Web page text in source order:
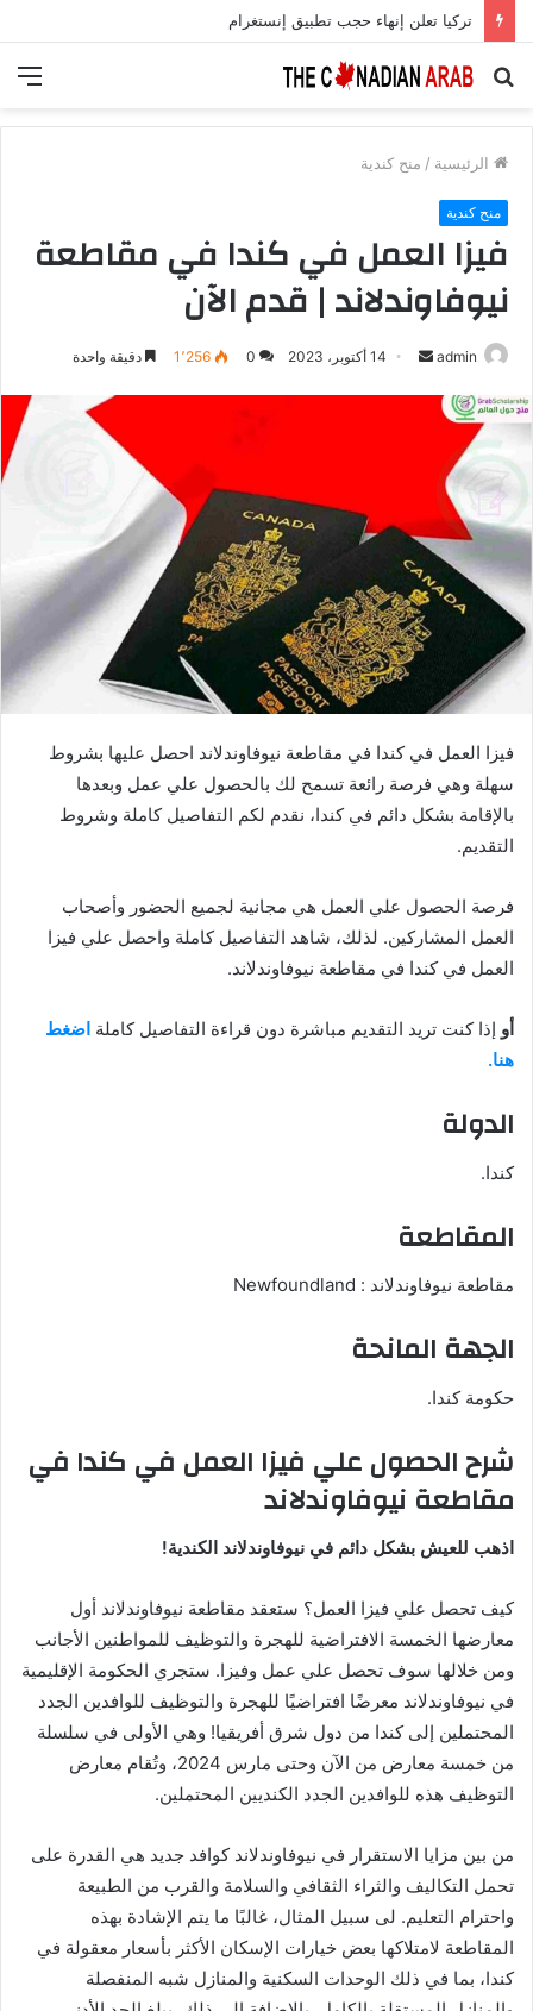
تركيا تعلن إنهاء حجب تطبيق إنستغرام
بحث
الرئيسية / منح كندية
منح كندية
فيزا العمل في كندا في مقاطعة
نيوفاوندلاند | قدم الآن
admin
أرسل 14 أكتوبر، 2023 0 1٬256 دقيقة واحدة
فيزا العمل في كندا في مقاطعة نيوفاوندلاند احصل عليها بشروط
سهلة وهي فرصة رائعة تسمح لك بالحصول علي عمل وبعدها
بالإقامة بشكل دائم في كندا، نقدم لكم التفاصيل كاملة وشروط
التقديم.
فرصة الحصول علي العمل هي مجانية لجميع الحضور وأصحاب
العمل المشاركين. لذلك، شاهد التفاصيل كاملة واحصل علي فيزا
العمل في كندا في مقاطعة نيوفاوندلاند.
أو إذا كنت تريد التقديم مباشرة دون قراءة التفاصيل كاملة اضغط
هنا.
الدولة
كندا.
المقاطعة
مقاطعة نيوفاوندلاند : Newfoundland
الجهة المانحة
حكومة كندا.
شرح الحصول علي فيزا العمل في كندا في
مقاطعة نيوفاوندلاند
اذهب للعيش بشكل دائم في نيوفاوندلاند الكندية!
كيف تحصل علي فيزا العمل؟ ستعقد مقاطعة نيوفاوندلاند أول
معارضها الخمسة الافتراضية للهجرة والتوظيف للمواطنين الأجانب
ومن خلالها سوف تحصل علي عمل وفيزا. ستجري الحكومة الإقليمية
في نيوفاوندلاند معرضًا افتراضيًا للهجرة والتوظيف للوافدين الجدد
المحتملين إلى كندا من دول شرق أفريقيا! وهي الأولى في سلسلة
من خمسة معارض من الآن وحتى مارس 2024، وتُقام معارض
التوظيف هذه للوافدين الجدد الكنديين المحتملين.
من بين مزايا الاستقرار في نيوفاوندلاند كوافد جديد هي القدرة على
تحمل التكاليف والثراء الثقافي والسلامة والقرب من الطبيعة
واحترام التعليم. لى سبيل المثال، غالبًا ما يتم الإشادة بهذه
المقاطعة لامتلاكها بعض خيارات الإسكان الأكثر بأسعار معقولة في
كندا، بما في ذلك الوحدات السكنية والمنازل شبه المنفصلة